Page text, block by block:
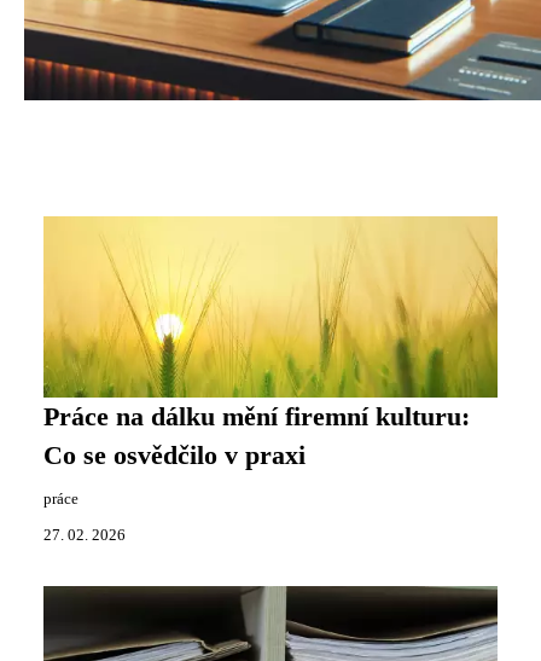
Práce na dálku mění firemní kulturu:
Co se osvědčilo v praxi
práce
27. 02. 2026